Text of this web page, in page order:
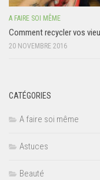
A FAIRE SOI MÊME
Comment recycler vos
20 NOVEMBRE 2016
CATÉGORIES
A faire soi même
Astuces
Beauté